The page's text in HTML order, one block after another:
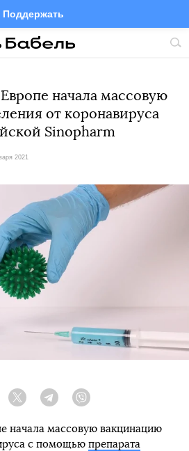
Поддержать
TelegramTwitter
начала массовую
от коронавируса
Sinopharm
2021
Twitter Telegram
начала массовую вакцинацию
с помощью препарата